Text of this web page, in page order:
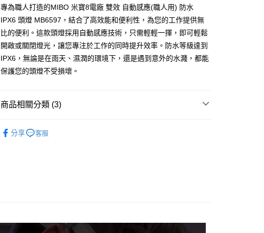
全盈+PAY
ATM付款
運送方式
全家取貨付款
線上付款後全家取貨
專為職人打造的MIBO 米寶8電廠 雙效 自動感應(職人用) 防水
IPX6 頭燈 MB6597，結合了高效能和便利性，為您的工作提供無
比的便利。這款頭燈採用自動感應技術，只需輕輕一揮，即可輕鬆
開啟或關閉燈光，讓您專注於工作的同時提升效率。防水等級達到
IPX6，無論是在雨天、濕潤的環境下，還是遇到意外的水濺，都能
保護您的頭燈不受損壞。
商品相關分類 (3)
分享 客服